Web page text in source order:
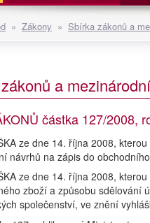
» Zákony » Sbírka zákonů a
a
částka 127/2008,
ze dne 14. října 2008,
návrhů na zápis do
ze dne 14. října 2008,
zboží a způsobu sdělování
společenství, ve znění